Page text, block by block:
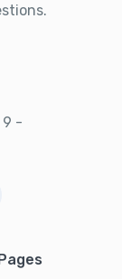
9 -